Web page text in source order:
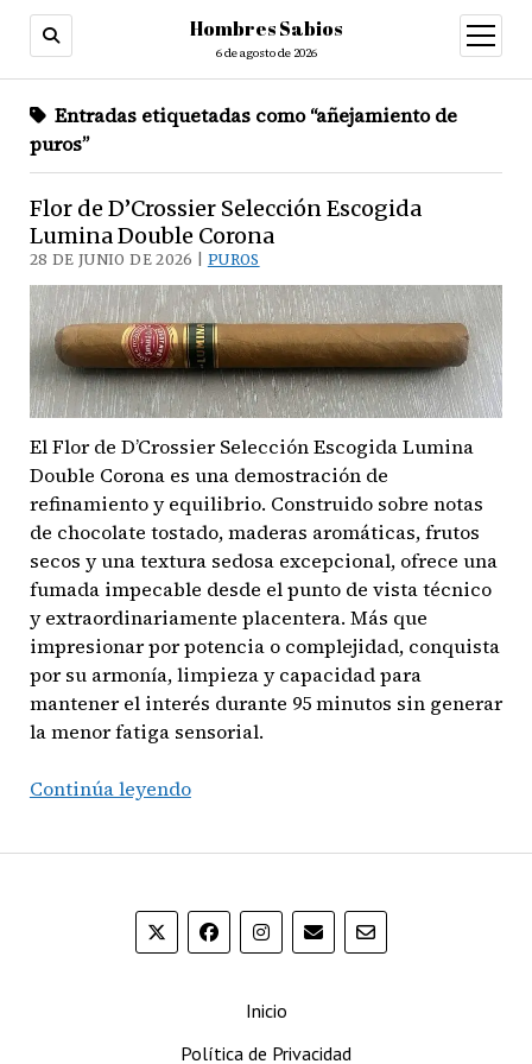
Hombres Sabios
6 de agosto de 2026
abrir
menú
Entradas etiquetadas como “añejamiento de
puros”
Flor de D’Crossier Selección Escogida
Lumina Double Corona
28 DE JUNIO DE 2026 | PUROS
El Flor de D’Crossier Selección Escogida Lumina
Double Corona es una demostración de
refinamiento y equilibrio. Construido sobre notas
de chocolate tostado, maderas aromáticas, frutos
secos y una textura sedosa excepcional, ofrece una
fumada impecable desde el punto de vista técnico
y extraordinariamente placentera. Más que
impresionar por potencia o complejidad, conquista
por su armonía, limpieza y capacidad para
mantener el interés durante 95 minutos sin generar
la menor fatiga sensorial.
Continúa leyendoFlor
Lumina
Double
Inicio
Política de Privacidad